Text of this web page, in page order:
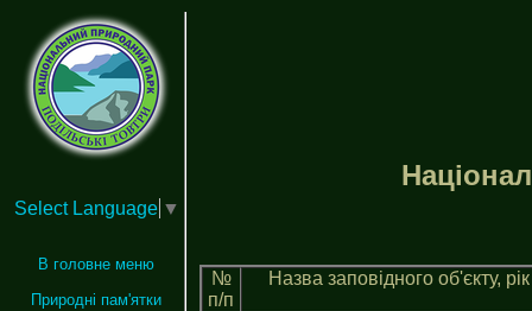
Select Language ▼
В головне меню
Природні пам'ятки
№
п/п
Назва заповiдного об'єкту,